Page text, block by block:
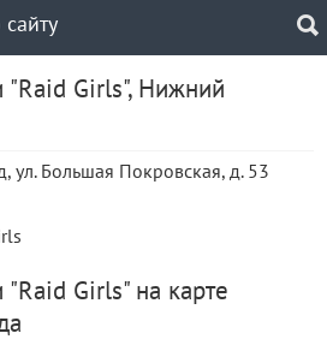
"Raid Girls", Нижний
ул. Боль­шая По­кров­ская, д. 53
Girls" на карте